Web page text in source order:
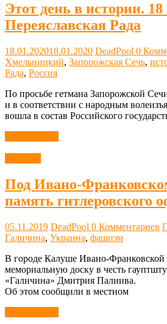
Этот день в истории. 18
Переяславская Рада
18.01.202018.01.2020 DeadPool 0
Хмельницкий, Запорожская Сечь,
Рада, Россия
По просьбе гетмана Запорожской
и в соответствии с народным
вошла в состав Российского
Под Ивано-
память гитлеровского
05.11.2019 DeadPool 0 Комментариев
Галичина, Украина, фашизм
В городе Калуше Ивано-Франковской
мемориальную доску в честь
«Галичина» Дмитрия Палиива.
Об этом сообщили в местном